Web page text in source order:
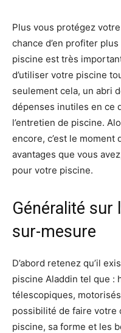
Plus vous protégez
chance d’en profiter
piscine est très
d’utiliser votre piscine
seulement cela, un abri
dépenses inutiles en ce
l’entretien de piscine.
encore, c’est le
avantages que vous
pour votre piscine.
Généralité sur
sur-mesure
D’abord retenez qu’il
piscine Aladdin tel que :
télescopiques,
possibilité de faire votre
piscine, sa forme et les